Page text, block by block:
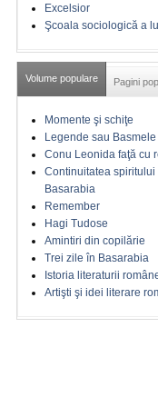
Excelsior
Şcoala sociologică a
Volume populare Pagini
Momente şi schiţe
Legende sau
Conu Leonida faţă cu
Continuitatea spiritului
Basarabia
Remember
Hagi Tudose
Amintiri din copilărie
Trei zile în Basarabia
Istoria literaturii
Artişti şi idei literare